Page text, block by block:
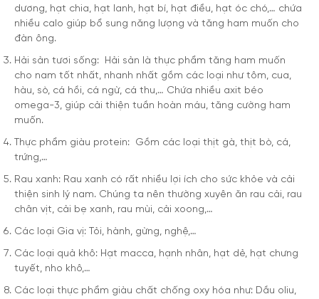
dương, hạt chia, hạt lanh, hạt bí, hạt điều, hạt óc chó,… chứa
nhiều calo giúp bổ sung năng lượng và tăng ham muốn cho
đàn ông.
Hải sản tươi sống: Hải sản là thực phẩm tăng ham muốn
cho nam tốt nhất, nhanh nhất gồm các loại như tôm, cua,
hàu, sò, cá hồi, cá ngừ, cá thu,… Chứa nhiều axit béo
omega-3, giúp cải thiện tuần hoàn máu, tăng cường ham
muốn.
Thực phẩm giàu protein: Gồm các loại thịt gà, thịt bò, cá,
trứng,…
Rau xanh: Rau xanh có rất nhiều lợi ích cho sức khỏe và cải
thiện sinh lý nam. Chúng ta nên thường xuyên ăn rau cải, rau
chân vịt, cải bẹ xanh, rau mùi, cải xoong,…
Các loại Gia vị: Tỏi, hành, gừng, nghệ,…
Các loại quả khô: Hạt macca, hạnh nhân, hạt dẻ, hạt chưng
tuyết, nho khô,…
Các loại thực phẩm giàu chất chống oxy hóa như: Dầu oliu,